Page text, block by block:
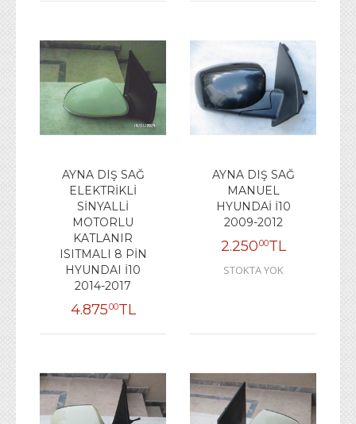
AYNA DIŞ SAĞ
ELEKTRİKLİ
SİNYALLİ
MOTORLU
KATLANIR
ISITMALI 8 PİN
HYUNDAI İ10
2014-2017
4.87500TL
AYNA DIŞ SAĞ
MANUEL
HYUNDAİ İ10
2009-2012
2.25000TL
STOKTA YOK